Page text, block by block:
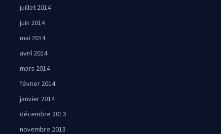
juillet 2014
juin 2014
mai 2014
avril 2014
mars 2014
février 2014
janvier 2014
décembre 2013
novembre 2013